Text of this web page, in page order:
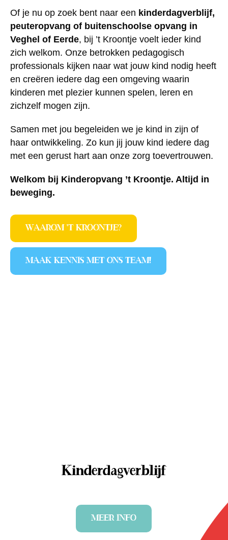
Of je nu op zoek bent naar een kinderdagverblijf,
peuteropvang of buitenschoolse opvang in
Veghel of Eerde, bij ’t Kroontje voelt ieder kind
zich welkom. Onze betrokken pedagogisch
professionals kijken naar wat jouw kind nodig heeft
en creëren iedere dag een omgeving waarin
kinderen met plezier kunnen spelen, leren en
zichzelf mogen zijn.
Samen met jou begeleiden we je kind in zijn of
haar ontwikkeling. Zo kun jij jouw kind iedere dag
met een gerust hart aan onze zorg toevertrouwen.
Welkom bij Kinderopvang ’t Kroontje. Altijd in
beweging.
WAAROM ’T KROONTJE?
MAAK KENNIS MET ONS TEAM!
Kinderdagverblijf
MEER INFO